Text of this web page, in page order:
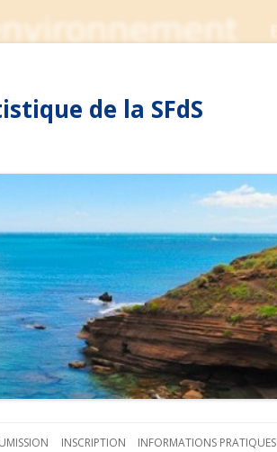
de la SFdS
INSCRIPTION INFORMATIONS PRATIQUES